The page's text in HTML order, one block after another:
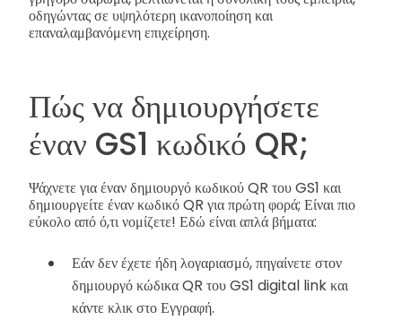
οδηγώντας σε υψηλότερη ικανοποίηση και
επαναλαμβανόμενη επιχείρηση.
Πώς να δημιουργήσετε
έναν GS1 κωδικό QR;
Ψάχνετε για έναν δημιουργό κωδικού QR του GS1 και
δημιουργείτε έναν κωδικό QR για πρώτη φορά; Είναι πιο
εύκολο από ό,τι νομίζετε! Εδώ είναι απλά βήματα:
Εάν δεν έχετε ήδη λογαριασμό, πηγαίνετε στον
δημιουργό κώδικα QR του GS1 digital link και
κάντε κλικ στο Εγγραφή.